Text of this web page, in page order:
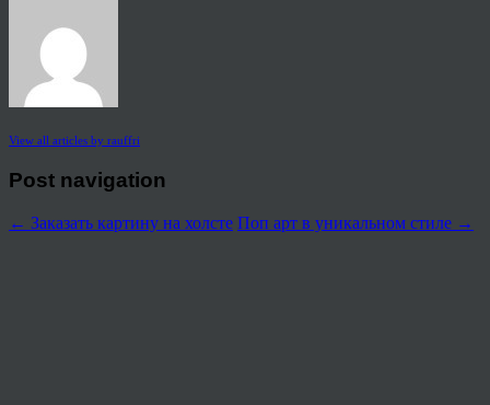
View all articles by rauffri
Post navigation
← Заказать картину на холсте Поп арт в уникальном стиле →